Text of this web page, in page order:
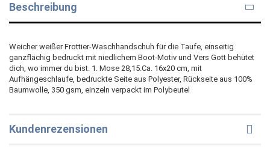
Beschreibung
Weicher weißer Frottier-Waschhandschuh für die Taufe, einseitig
ganzflächig bedruckt mit niedlichem Boot-Motiv und Vers Gott behütet
dich, wo immer du bist. 1. Mose 28,15.Ca. 16x20 cm, mit
Aufhängeschlaufe, bedruckte Seite aus Polyester, Rückseite aus 100%
Baumwolle, 350 gsm, einzeln verpackt im Polybeutel
Kundenrezensionen